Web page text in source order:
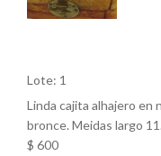
Lote: 1
Linda cajita alhajero en
bronce. Meidas largo
$ 600